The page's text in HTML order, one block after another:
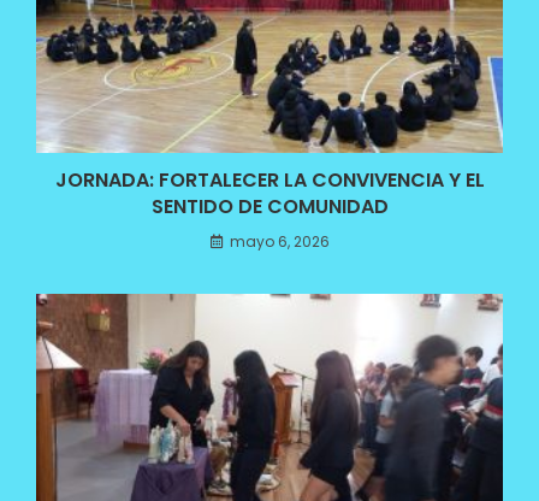
JORNADA: FORTALECER LA CONVIVENCIA Y EL
SENTIDO DE COMUNIDAD
mayo 6, 2026